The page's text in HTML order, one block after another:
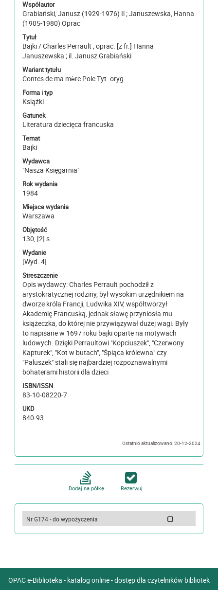
Współautor
Grabiański, Janusz (1929-1976) Il ; Januszewska, Hanna
(1905-1980) Oprac
Tytuł
Bajki / Charles Perrault ; oprac. [z fr.] Hanna
Januszewska ; il. Janusz Grabiański
Wariant tytułu
Contes de ma mère Pole Tyt. oryg
Forma i typ
Książki
Gatunek
Literatura dziecięca francuska
Temat
Bajki
Wydawca
"Nasza Księgarnia"
Rok wydania
1984
Miejsce wydania
Warszawa
Objętość
130, [2] s
Wydanie
[Wyd. 4]
Streszczenie
Opis wydawcy: Charles Perrault pochodził z
arystokratycznej rodziny, był wysokim urzędnikiem na
dworze króla Francji, Ludwika XIV, współtworzył
Akademię Francuską, jednak sławę przyniosła mu
książeczka, do której nie przywiązywał dużej wagi. Były
to napisane w 1697 roku bajki oparte na motywach
ludowych. Dzięki Perraultowi "Kopciuszek", "Czerwony
Kapturek", "Kot w butach", "Śpiąca królewna" czy
"Paluszek" stali się najbardziej rozpoznawalnymi
bohaterami historii dla dzieci
ISBN/ISSN
83-10-08220-7
UKD
840-93
Ostatnio aktualizowano: 20-12-2024
Dodaj na półkę Rezerwuj
Nr G174 - do wypożyczenia
OPAC e-Biblioteka - katalog online - dostęp dla czytelników bibliotek